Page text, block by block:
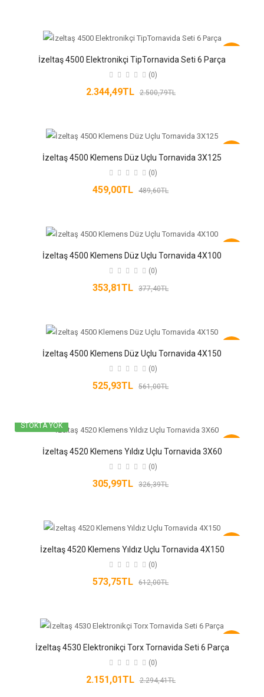
İzeltaş 4500 Elektronikçi TipTornavida Seti 6 Parça
(0)
2.344,49TL 2.500,79TL
İzeltaş 4500 Klemens Düz Uçlu Tornavida 3X125
(0)
459,00TL 489,60TL
İzeltaş 4500 Klemens Düz Uçlu Tornavida 4X100
(0)
353,81TL 377,40TL
İzeltaş 4500 Klemens Düz Uçlu Tornavida 4X150
(0)
525,93TL 561,00TL
STOKTA YOK
İzeltaş 4520 Klemens Yıldız Uçlu Tornavida 3X60
(0)
305,99TL 326,39TL
İzeltaş 4520 Klemens Yıldız Uçlu Tornavida 4X150
(0)
573,75TL 612,00TL
İzeltaş 4530 Elektronikçi Torx Tornavida Seti 6 Parça
(0)
2.151,01TL 2.294,41TL